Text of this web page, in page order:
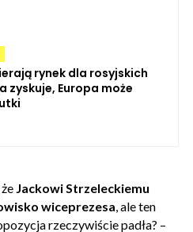
rynek dla rosyjskich
zyskuje, Europa może
Jackowi Strzeleckiemu
wiceprezesa , ale ten
rzeczywiście padła? –